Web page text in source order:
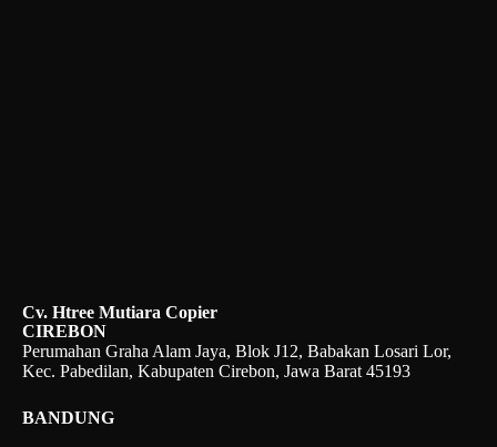
Cv. Htree Mutiara Copier
CIREBON
Perumahan Graha Alam Jaya, Blok J12, Babakan Losari Lor,
Kec. Pabedilan, Kabupaten Cirebon, Jawa Barat 45193
BANDUNG